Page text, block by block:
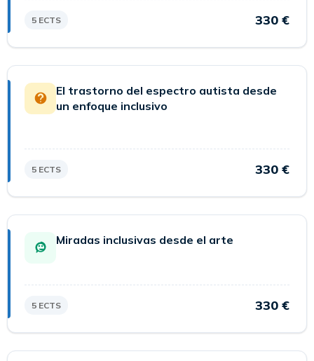
5 ECTS 330 €
El trastorno del espectro autista desde
un enfoque inclusivo
5 ECTS 330 €
Miradas inclusivas desde el arte
5 ECTS 330 €